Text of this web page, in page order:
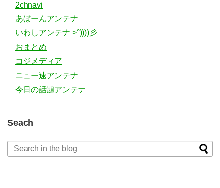
2chnavi
あぼーんアンテナ
いわしアンテナ >°))))彡
おまとめ
コジメディア
ニュー速アンテナ
今日の話題アンテナ
Seach